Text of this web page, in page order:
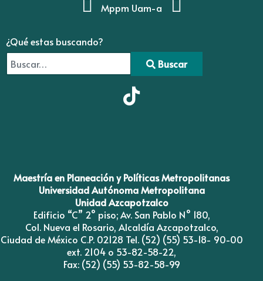
Mppm Uam-a
¿Qué estas buscando?
Buscar
Maestría en Planeación y Políticas Metropolitanas
Universidad Autónoma Metropolitana
Unidad Azcapotzalco
Edificio “C” 2° piso; Av. San Pablo N° 180,
Col. Nueva el Rosario, Alcaldía Azcapotzalco,
Ciudad de México C.P. 02128 Tel. (52) (55) 53-18- 90-00
ext. 2104 o 53-82-58-22,
Fax: (52) (55) 53-82-58-99